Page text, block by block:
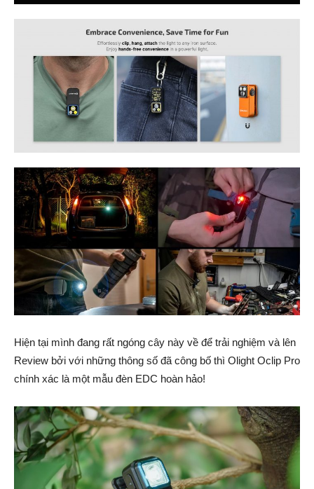
Hiện tại mình đang rất ngóng cây này về để trải nghiệm và lên
Review bởi với những thông số đã công bố thì Olight Oclip Pro
chính xác là một mẫu đèn EDC hoàn hảo!